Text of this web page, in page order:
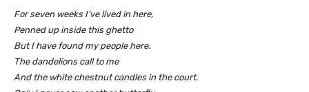
For seven weeks I’ve lived in here,
Penned up inside this ghetto
But I have found my people here.
The dandelions call to me
And the white chestnut candles in the court.